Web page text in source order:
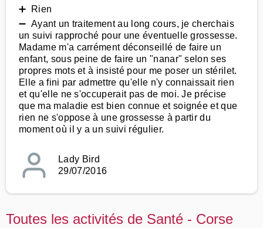
➕ Rien
➖ Ayant un traitement au long cours, je cherchais
un suivi rapproché pour une éventuelle grossesse.
Madame m'a carrément déconseillé de faire un
enfant, sous peine de faire un "nanar" selon ses
propres mots et à insisté pour me poser un stérilet.
Elle a fini par admettre qu'elle n'y connaissait rien
et qu'elle ne s'occuperait pas de moi. Je précise
que ma maladie est bien connue et soignée et que
rien ne s'oppose à une grossesse à partir du
moment où il y a un suivi régulier.
Lady Bird
29/07/2016
Toutes les activités de Santé - Corse